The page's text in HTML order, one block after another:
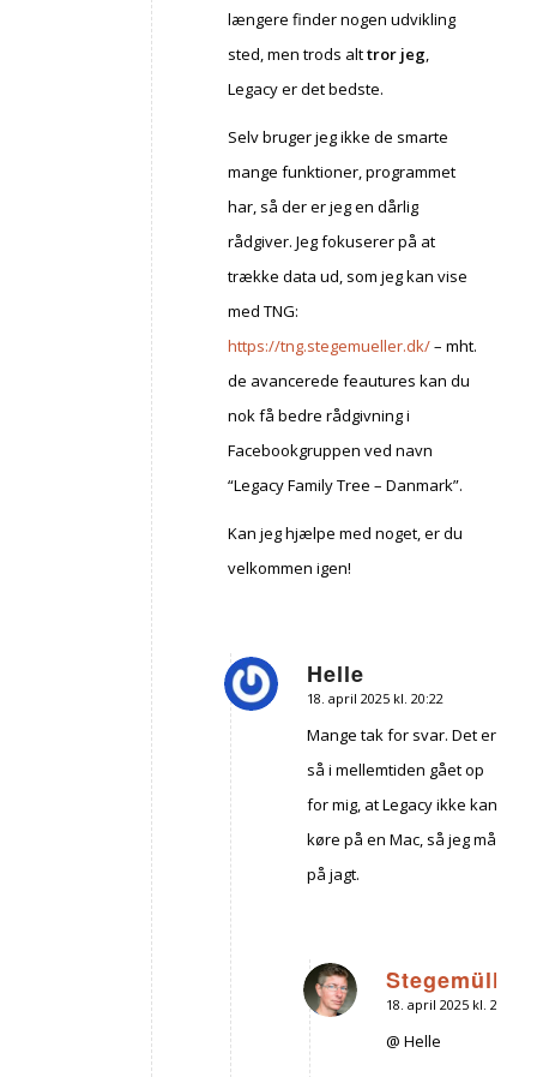
længere finder nogen udvikling
sted, men trods alttror jeg,
Legacy er det bedste.
Selv bruger jeg ikke de smarte
mange funktioner, programmet
har, så der er jeg en dårlig
rådgiver. Jeg fokuserer på at
trække data ud, som jeg kan vise
med TNG:
https://tng.stegemueller.dk/– mht.
de avancerede feautures kan du
nok få bedre rådgivning i
Facebookgruppen ved navn
“Legacy Family Tree – Danmark”.
Kan jeg hjælpe med noget, er du
velkommen igen!
Helle
siger:
18. april 2025 kl. 20:22
Mange tak for svar. Det er
så i mellemtiden gået op
for mig, at Legacy ikke kan
køre på en Mac, så jeg må
på jagt.
Stegemüller
siger:
18. april 2025 kl. 21:56
@ Helle